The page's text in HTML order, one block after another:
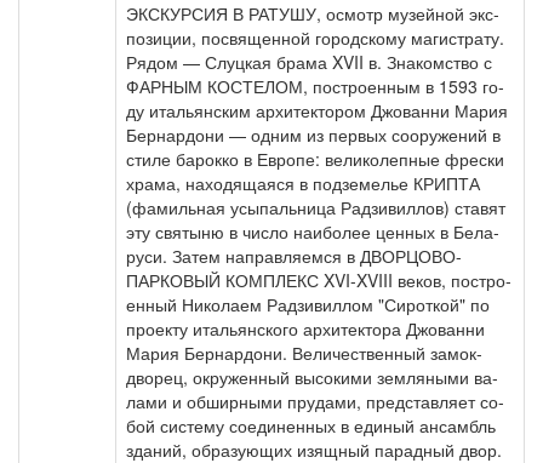
ЭКСКУРСИЯ В РАТУШУ, осмотр му­зей­ной экс­
по­зи­ции, по­свя­щен­ной го­род­ско­му ма­ги­стра­ту.
Рядом — Слуц­кая бра­ма XVII в. Зна­ком­ство с
ФАРНЫМ КОСТЕЛОМ, по­стро­ен­ным в 1593 го­
ду ита­льян­ским ар­хи­тек­то­ром Джо­ван­ни Ма­рия
Бер­нар­до­ни — од­ним из пер­вых со­ору­же­ний в
сти­ле ба­рок­ко в Ев­ро­пе: ве­ли­ко­леп­ные фрес­ки
хра­ма, на­хо­дя­ща­я­ся в под­зе­ме­лье КРИПТА
(фа­миль­ная усы­паль­ни­ца Рад­зи­вил­лов) ста­вят
эту свя­ты­ню в чис­ло наи­бо­лее цен­ных в Бе­ла­
ру­си. За­тем на­прав­ля­ем­ся в ДВОРЦОВО-
ПАРКОВЫЙ КОМПЛЕКС XVI-XVIII ве­ков, по­стро­
ен­ный Ни­ко­ла­ем Рад­зи­вил­лом "Си­рот­кой" по
про­ек­ту ита­льян­ско­го ар­хи­тек­то­ра Джо­ван­ни
Ма­рия Бер­нар­до­ни. Ве­ли­чест­вен­ный замок-
дворец, окру­жен­ный вы­со­ки­ми зем­ля­ны­ми ва­
ла­ми и об­шир­ны­ми пру­да­ми, пред­став­ля­ет со­
бой си­сте­му со­еди­нен­ных в еди­ный ан­самбль
зда­ний, об­ра­зую­щих изящ­ный па­рад­ный двор.